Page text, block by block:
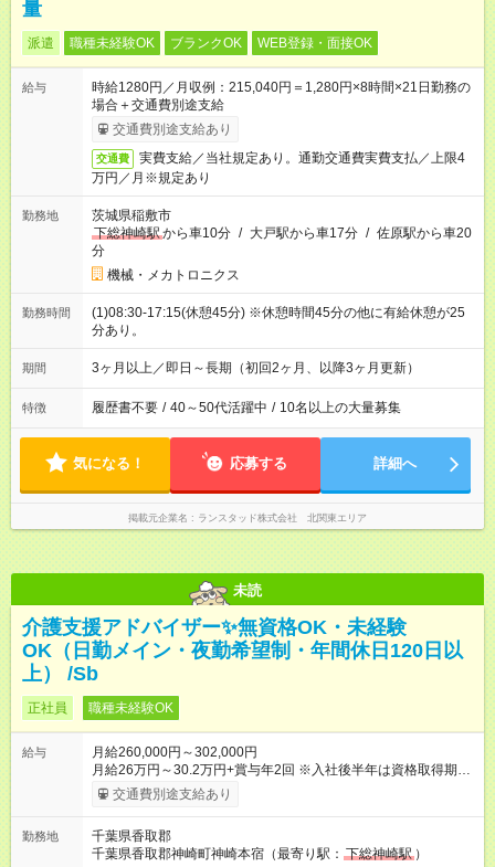
量
派遣 職種未経験OK ブランクOK WEB登録・面接OK
給与
時給1280円／月収例：215,040円＝1,280円×8時間×21日勤務の
場合＋交通費別途支給
交通費別途支給あり
交通費
実費支給／当社規定あり。通勤交通費実費支払／上限4
万円／月※規定あり
勤務地
茨城県稲敷市
下総神崎駅から車10分 / 大戸駅から車17分 / 佐原駅から車20
分
機械・メカトロニクス
勤務時間
(1)08:30-17:15(休憩45分) ※休憩時間45分の他に有給休憩が25
分あり。
期間 3ヶ月以上／即日～長期（初回2ヶ月、以降3ヶ月更新）
特徴 履歴書不要 / 40～50代活躍中 / 10名以上の大量募集
気になる！ 応募する 詳細へ
掲載元企業名 ランスタッド株式会社 北関東エリア
未読
介護支援アドバイザー✨無資格OK・未経験
OK（日勤メイン・夜勤希望制・年間休日120日以
上） /Sb
正社員 職種未経験OK
給与
月給260,000円～302,000円
月給26万円～30.2万円+賞与年2回 ※入社後半年は資格取得期間
として研修月給22.9万円～になる場合がございます。 （保有資
格・経験等により変動） 【入社後のモデル月収】 ［入社］ 無
／月収26万円 ［入社3年］ エリアリーダー・介護福祉士／月
収30.2万円 ［入社3年目以降］ ジュニアコーディネー／月収
交通費別途支給あり
勤務地
千葉県香取郡
千葉県香取郡神崎町神崎本宿（最寄り駅： 下総神崎駅 ）